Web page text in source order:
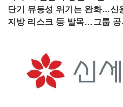
단기 유동성 위기는 완화…신
지방 리스크 등 발목…그룹